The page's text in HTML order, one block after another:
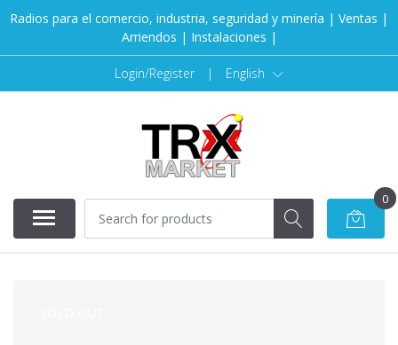
Radios para el comercio, industria, seguridad y minería | Ventas |
Arriendos | Instalaciones |
Login/Register | English
0